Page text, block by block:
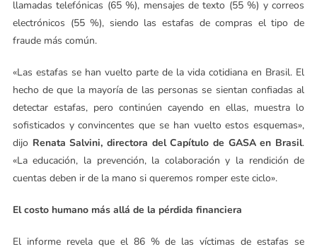
llamadas telefónicas (65 %), mensajes de texto (55 %) y correos
electrónicos (55 %), siendo las estafas de compras el tipo de
fraude más común.
«Las estafas se han vuelto parte de la vida cotidiana en Brasil. El
hecho de que la mayoría de las personas se sientan confiadas al
detectar estafas, pero continúen cayendo en ellas, muestra lo
sofisticados y convincentes que se han vuelto estos esquemas»,
dijo Renata Salvini, directora del Capítulo de GASA en Brasil.
«La educación, la prevención, la colaboración y la rendición de
cuentas deben ir de la mano si queremos romper este ciclo».
El costo humano más allá de la pérdida financiera
El informe revela que el 86 % de las víctimas de estafas se